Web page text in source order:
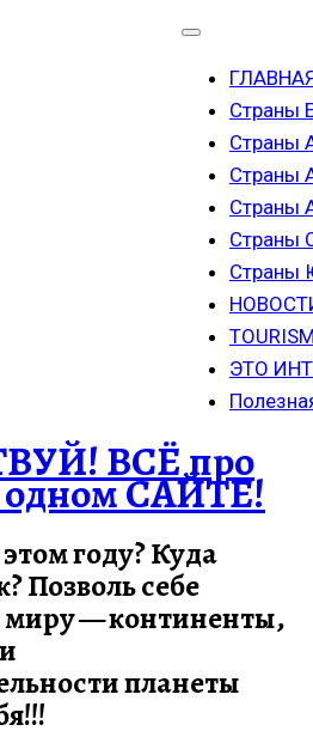
Страны
Страны
Страны
Страны
Страны
Страны
ЭТО
ВСЁ про
САЙТЕ!
году? Куда
Позволь себе
миру — континенты,
планеты